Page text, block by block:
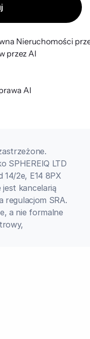
przez AI
AI
Nieruchomości
SPHEREIQ LTD
14/2e, E14 8PX
jest kancelarią
regulacjom SRA.
a nie formalne